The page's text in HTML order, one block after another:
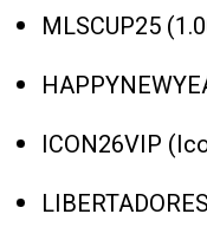
MLSCUP25
ICON26VIP